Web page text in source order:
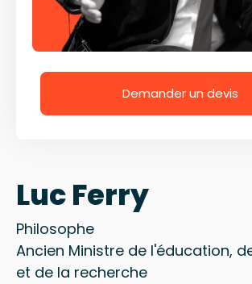
Luc Ferry
Philosophe
Ancien Ministre de l'éducation,
et de la recherche
Demander un devis